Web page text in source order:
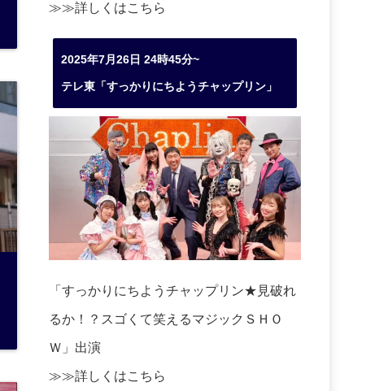
≫≫詳しくはこちら
2025年7月26日 24時45分~
テレ東「すっかりにちようチャップリン」
「すっかりにちようチャップリン★見破れ
るか！？スゴくて笑えるマジックＳＨＯ
Ｗ」出演
≫≫詳しくはこちら